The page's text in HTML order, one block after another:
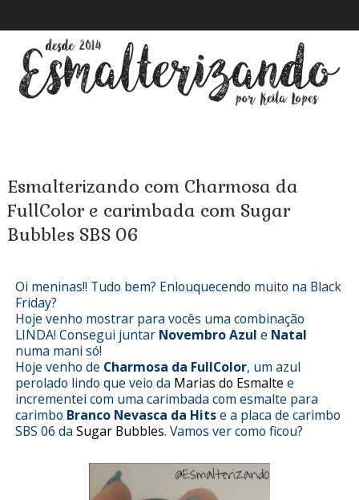
Esmalterizando com Charmosa da
FullColor e carimbada com Sugar
Bubbles SBS 06
Oi meninas!! Tudo bem? Enlouquecendo muito na Black
Friday?
Hoje venho mostrar para vocês uma combinação
LINDA! Consegui juntar Novembro Azul e Natal
numa mani só!
Hoje venho de Charmosa da FullColor, um azul
perolado lindo que veio da Marias do Esmalte e
incrementei com uma carimbada com esmalte para
carimbo Branco Nevasca da Hitse a placa de carimbo
SBS 06 da Sugar Bubbles. Vamos ver como ficou?